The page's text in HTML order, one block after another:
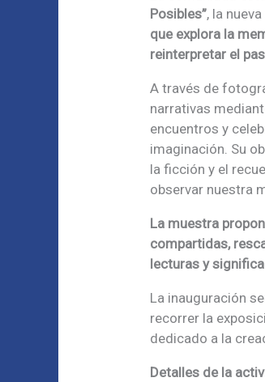
Posibles”, la nueva
que explora la
reinterpretar el
A través de
narrativas
encuentros y
imaginación. Su
la ficción y el
observar nuestra
La muestra
compartidas,
lecturas y
La inauguración
recorrer la
dedicado a la
Detalles de la